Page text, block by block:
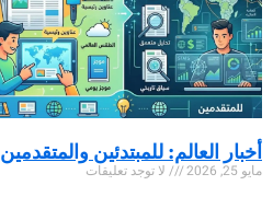
أخبار العالم: للمبتدئين والمتقدمين
مايو 25, 2026
لا توجد تعليقات